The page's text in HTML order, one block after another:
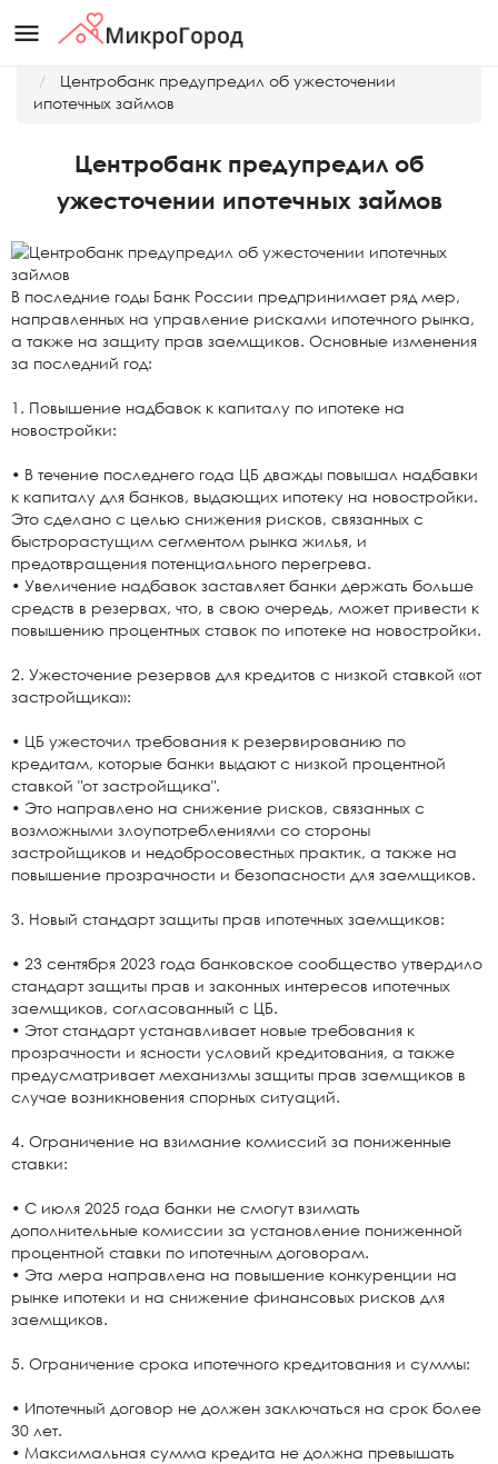
menu
Центробанк предупредил об ужесточении
ипотечных займов
Центробанк предупредил об
ужесточении ипотечных займов
В последние годы Банк России предпринимает ряд мер,
направленных на управление рисками ипотечного рынка,
а также на защиту прав заемщиков. Основные изменения
за последний год:
1. Повышение надбавок к капиталу по ипотеке на
новостройки:
• В течение последнего года ЦБ дважды повышал надбавки
к капиталу для банков, выдающих ипотеку на новостройки.
Это сделано с целью снижения рисков, связанных с
быстрорастущим сегментом рынка жилья, и
предотвращения потенциального перегрева.
• Увеличение надбавок заставляет банки держать больше
средств в резервах, что, в свою очередь, может привести к
повышению процентных ставок по ипотеке на новостройки.
2. Ужесточение резервов для кредитов с низкой ставкой «от
застройщика»:
• ЦБ ужесточил требования к резервированию по
кредитам, которые банки выдают с низкой процентной
ставкой "от застройщика".
• Это направлено на снижение рисков, связанных с
возможными злоупотреблениями со стороны
застройщиков и недобросовестных практик, а также на
повышение прозрачности и безопасности для заемщиков.
3. Новый стандарт защиты прав ипотечных заемщиков:
• 23 сентября 2023 года банковское сообщество утвердило
стандарт защиты прав и законных интересов ипотечных
заемщиков, согласованный с ЦБ.
• Этот стандарт устанавливает новые требования к
прозрачности и ясности условий кредитования, а также
предусматривает механизмы защиты прав заемщиков в
случае возникновения спорных ситуаций.
4. Ограничение на взимание комиссий за пониженные
ставки:
• С июля 2025 года банки не смогут взимать
дополнительные комиссии за установление пониженной
процентной ставки по ипотечным договорам.
• Эта мера направлена на повышение конкуренции на
рынке ипотеки и на снижение финансовых рисков для
заемщиков.
5. Ограничение срока ипотечного кредитования и суммы:
• Ипотечный договор не должен заключаться на срок более
30 лет.
• Максимальная сумма кредита не должна превышать